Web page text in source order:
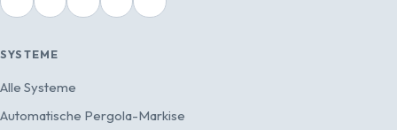
SYSTEME
Alle Systeme
Automatische Pergola-Markise